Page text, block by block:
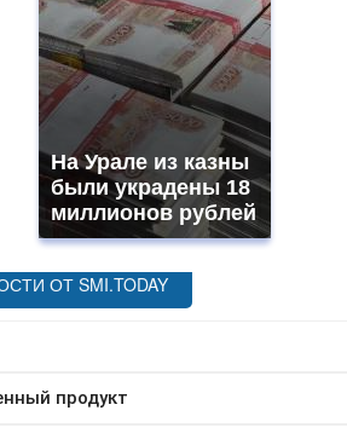
На Урале из казны
были украдены 18
миллионов рублей